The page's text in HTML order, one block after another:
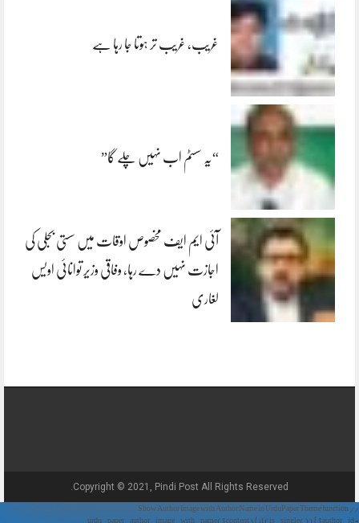
غریب، غریب تر ہوتا جا رہا ہے
“یہ سسٹم اب نہیں چلے گا”
آئی ایم ایف مخصوص اوقات میں سستی بجلی کی
اجازت نہیں دے رہا، وفاقی وزیر توانائی اویس
لغاری
Copyright © 2021, Pindi Post All Rights Reserved.
// Show Author Image with Author Name in UrduPaper Theme function
urdu_paper_author_image_with_name($content) { if (is_single()) { $author_id =